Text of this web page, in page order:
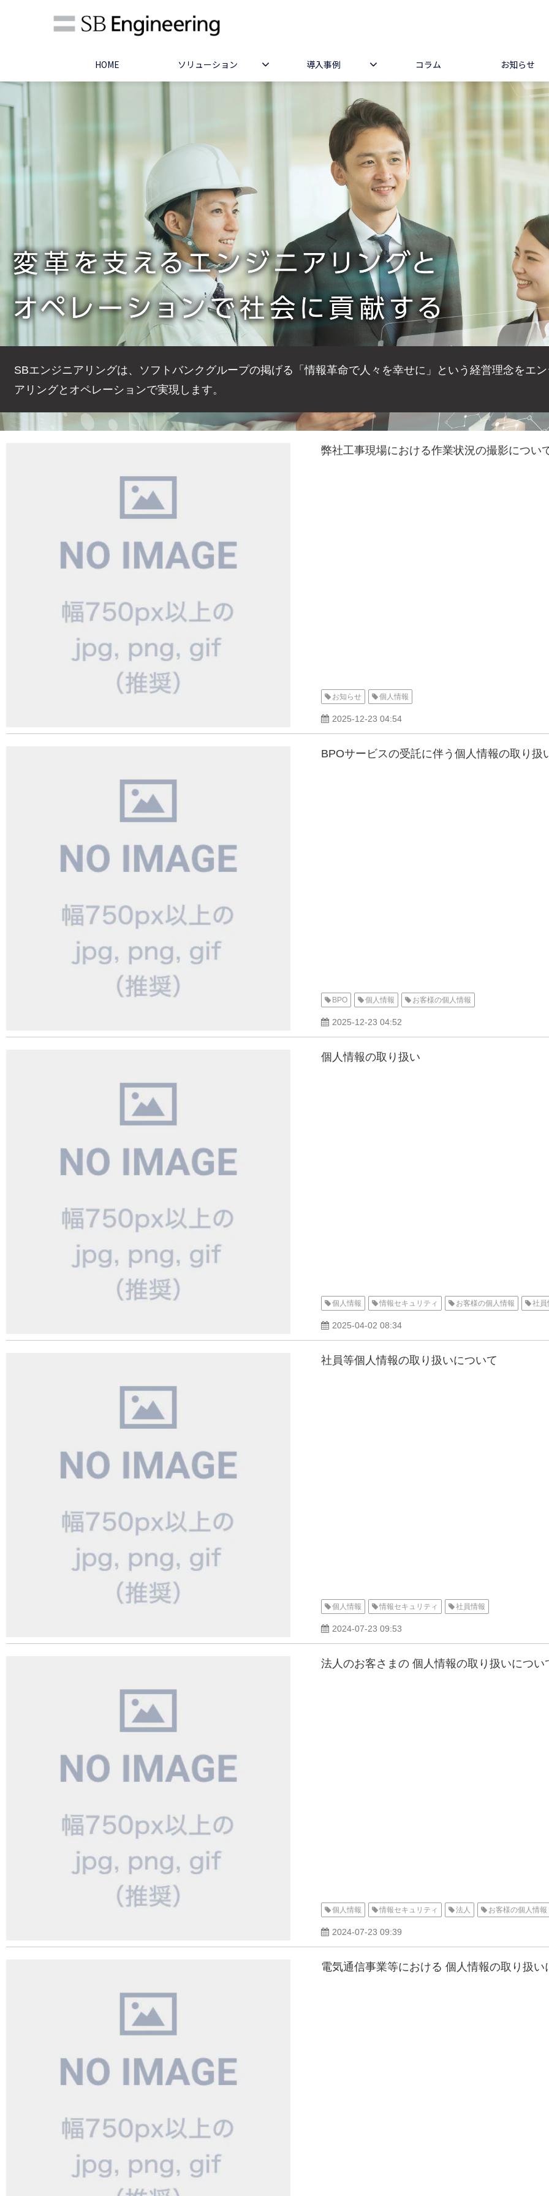
HOME ソリューション 導入事例 コラム お知らせ
SBエンジニアリングは、ソフトバンクグループの掲げる「情報革命で人々を幸せに」という経営理念をエ
アリングとオペレーションで実現します。
弊社工事現場における作業状況の撮影につい
お知らせ 個人情報
2025-12-23 04:54
BPOサービスの受託に伴う個人情報の取り扱
BPO 個人情報 お客様の個人情報
2025-12-23 04:52
個人情報の取り扱い
個人情報 情報セキュリティ お客様の個人情報 社員
2025-04-02 08:34
社員等個人情報の取り扱いについて
個人情報 情報セキュリティ 社員情報
2024-07-23 09:53
法人のお客さまの 個人情報の取り扱いについ
個人情報 情報セキュリティ 法人 お客様の個人情報
2024-07-23 09:39
電気通信事業等における 個人情報の取り扱い